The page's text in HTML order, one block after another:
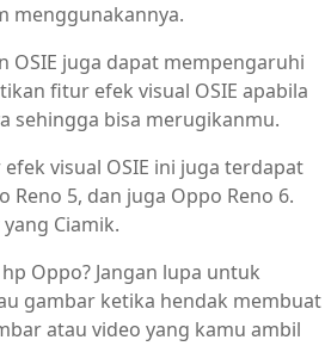
menggunakannya.
OSIE juga dapat mempengaruhi
fitur efek visual OSIE apabila
sehingga bisa merugikanmu.
visual OSIE ini juga terdapat
5, dan juga Oppo Reno 6.
Ciamik.
Oppo? Jangan lupa untuk
gambar ketika hendak membuat
atau video yang kamu ambil